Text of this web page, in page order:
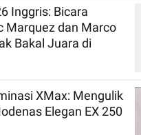
Inggris: Bicara
Marquez dan Marco
Bakal Juara di
XMax: Mengulik
Elegan EX 250